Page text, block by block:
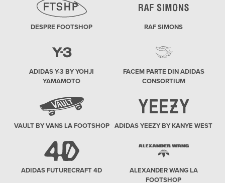
DESPRE FOOTSHOP RAF SIMONS
ADIDAS Y-3 BY YOHJI
YAMAMOTO
FACEM PARTE DIN ADIDAS
CONSORTIUM
VAULT BY VANS LA FOOTSHOP ADIDAS YEEZY BY KANYE WEST
ADIDAS FUTURECRAFT 4D
ALEXANDER WANG LA
FOOTSHOP